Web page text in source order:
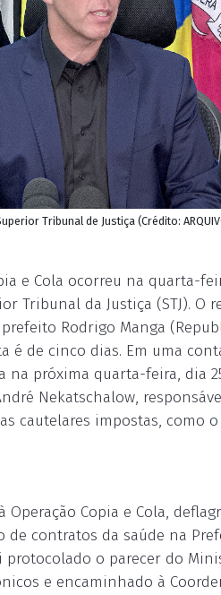
Tribunal de Justiça (Crédito:
e Cola ocorreu na quarta-
Tribunal da Justiça (STJ).
Rodrigo Manga
é de cinco dias. Em uma
na próxima quarta-feira, dia
Nekatschalow,
cautelares impostas, como
Copia e Cola,
contratos da saúde na
o parecer do
e encaminhado à